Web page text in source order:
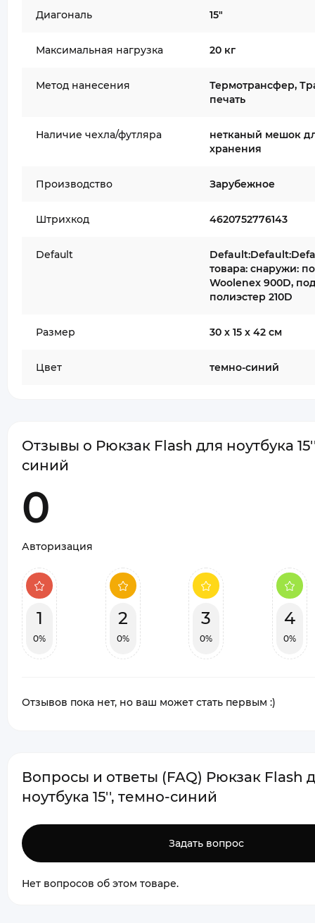
Диагональ 15"
Максимальная нагрузка 20 кг
Метод нанесения
Термотрансфер,
печать
Наличие чехла/футляра
нетканый мешок
хранения
Производство Зарубежное
Штрихкод 4620752776143
Default
товара: снаружи:
Woolenex 900D,
полиэстер 210D
Размер 30 х 15 х 42 см
Цвет темно-синий
Отзывы о Рюкзак Flash для ноутбука
синий
0
Авторизация
1
0%
2
0%
3
0%
4
0%
Отзывов пока нет, но ваш может стать первым :)
Вопросы и ответы (FAQ) Рюкзак Flash
ноутбука 15'', темно-синий
Задать вопрос
Нет вопросов об этом товаре.